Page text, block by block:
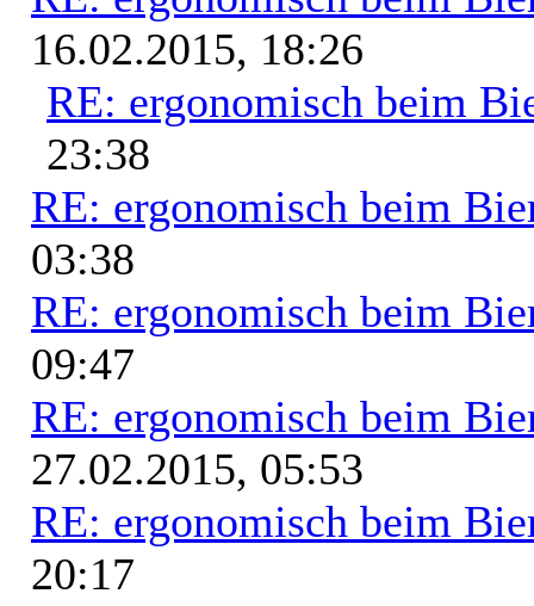
16.02.2015, 18:26
RE: ergonomisch beim
23:38
RE: ergonomisch beim
03:38
RE: ergonomisch beim
09:47
RE: ergonomisch beim
27.02.2015, 05:53
RE: ergonomisch beim
20:17